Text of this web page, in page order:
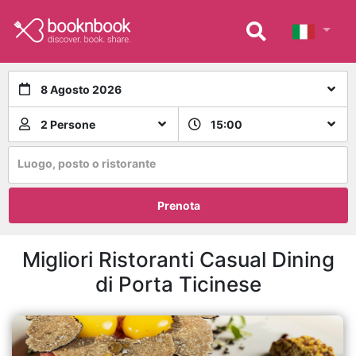
8 Agosto 2026
2 Persone 15:00
Luogo, posto o ristorante
Prenota
Migliori Ristoranti Casual Dining
di Porta Ticinese